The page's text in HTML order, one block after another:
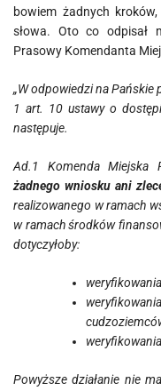
bowiem żadnych
słowa. Oto co odpisał
Prasowy Komendanta
„W odpowiedzi na
1 art. 10 ustawy o
następuje.
Ad.1 Komenda Miejska
żadnego wniosku ani
realizowanego w ramach
w ramach środków
dotyczyłoby:
Powyższe działanie nie